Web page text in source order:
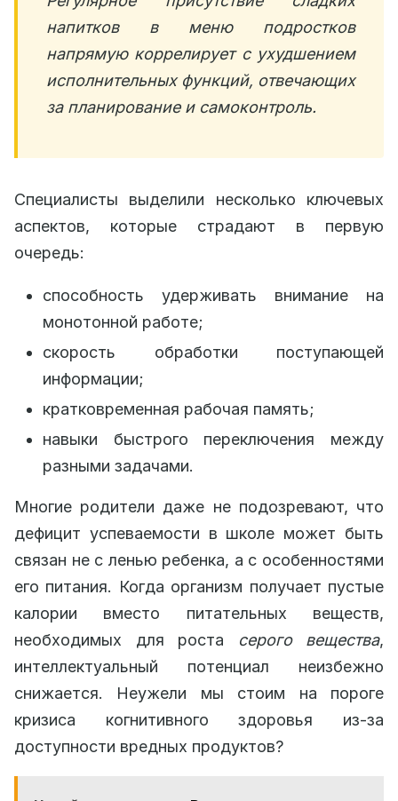
напитков в меню подростков
напрямую коррелирует с ухудшением
исполнительных функций, отвечающих
за планирование и самоконтроль.
Специалисты выделили несколько ключевых
аспектов, которые страдают в первую
очередь:
способность удерживать внимание на
монотонной работе;
скорость обработки поступающей
информации;
кратковременная рабочая память;
навыки быстрого переключения между
разными задачами.
Многие родители даже не подозревают, что
дефицит успеваемости в школе может быть
связан не с ленью ребенка, а с особенностями
его питания. Когда организм получает пустые
калории вместо питательных веществ,
необходимых для роста
серого вещества,
интеллектуальный потенциал неизбежно
снижается. Неужели мы стоим на пороге
кризиса когнитивного здоровья из-за
доступности вредных продуктов?